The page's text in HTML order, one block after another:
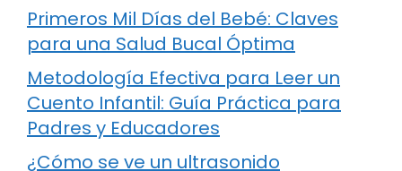
Primeros Mil Días del Bebé: Claves
para una Salud Bucal Óptima
Metodología Efectiva para Leer un
Cuento Infantil: Guía Práctica para
Padres y Educadores
¿Cómo se ve un ultrasonido